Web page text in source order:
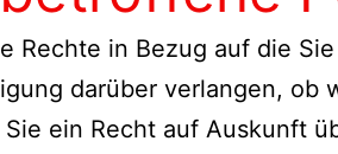
Rechte in Bezug auf die
darüber verlangen,
ein Recht auf Auskunft